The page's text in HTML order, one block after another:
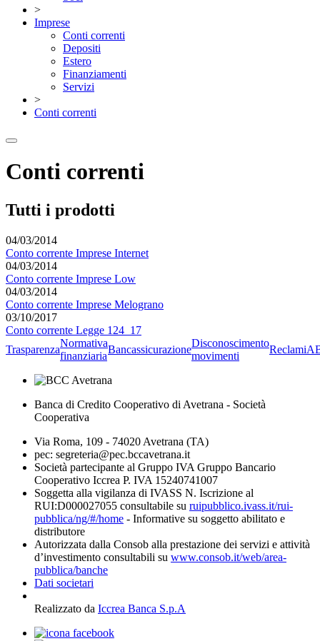
>
Imprese
Conti correnti
Depositi
Estero
Finanziamenti
Servizi
>
Conti correnti
Conti correnti
Tutti i prodotti
04/03/2014
Conto corrente Imprese Internet
04/03/2014
Conto corrente Imprese Low
04/03/2014
Conto corrente Imprese Melograno
03/10/2017
Conto corrente Legge 124_17
Trasparenza
Normativa
finanziaria
Bancassicurazione
Disconoscimento
movimenti
Reclami
Banca di Credito Cooperativo di Avetrana - Società
Cooperativa
Via Roma, 109 - 74020 Avetrana (TA)
pec: segreteria@pec.bccavetrana.it
Società partecipante al Gruppo IVA Gruppo Bancario
Cooperativo Iccrea P. IVA 15240741007
Soggetta alla vigilanza di IVASS N. Iscrizione al
RUI:D000027055 consultabile su ruipubblico.ivass.it/rui-
pubblica/ng/#/home - Informative su soggetto abilitato e
distributore
Autorizzata dalla Consob alla prestazione dei servizi e attività
d’investimento consultabili su www.consob.it/web/area-
pubblica/banche
Dati societari
Realizzato da Iccrea Banca S.p.A